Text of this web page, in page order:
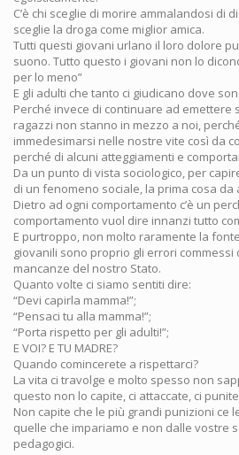
C’è chi sceglie di morire ammalandosi di
sceglie la droga come miglior amica.
Tutti questi giovani urlano il loro dolore
suono. Tutto questo i giovani non lo
per lo meno”
E gli adulti che tanto ci giudicano dove
Perché invece di continuare ad emettere
ragazzi non stanno in mezzo a noi,
immedesimarsi nelle nostre vite così da
perché di alcuni atteggiamenti e
Da un punto di vista sociologico, per
di un fenomeno sociale, la prima cosa
Dietro ad ogni comportamento c’è un
comportamento vuol dire innanzi tutto
E purtroppo, non molto raramente la
giovanili sono proprio gli errori commessi
mancanze del nostro Stato.
Quanto volte ci siamo sentiti dire:
“Devi capirla mamma!”;
“Pensaci tu alla mamma!”;
“Porta rispetto per gli adulti!”;
E VOI? E TU MADRE?
Quando comincerete a rispettarci?
La vita ci travolge e molto spesso non
questo non lo capite, ci attaccate, ci
Non capite che le più grandi punizioni ce
quelle che impariamo e non dalle vostre
pedagogici.